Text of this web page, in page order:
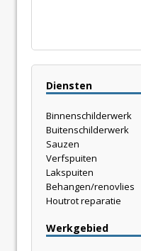
Diensten
Binnenschilderwerk
Buitenschilderwerk
Sauzen
Verfspuiten
Lakspuiten
Behangen/renovlies
Houtrot reparatie
Werkgebied